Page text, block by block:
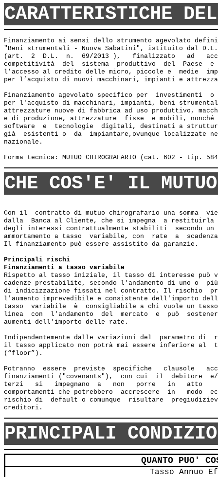
CARATTERISTICHE DEL
Finanziamento ai sensi dello strumento agevolato
"Beni strumentali - Nuova Sabatini", istituito dal
(art.  2  D.L.  n.  69/2013 ),   finalizzato   ad
competitività  del  sistema  produttivo  del  Paese
l’accesso al credito delle micro, piccole e  medie
per l’acquisto di nuovi macchinari, impianti e
Finanziamento agevolato specifico per  investimenti
per l'acquisto di macchinari, impianti, beni
attrezzature nuove di fabbrica ad uso produttivo,
e di produzione, attrezzature  fisse  e mobili, nonché
software  e  tecnologie  digitali, destinati a
già  esistenti o  da  impiantare,ovunque localizzate
nazionale.
CHE COS'E' IL MUTUO
Con il  contratto di mutuo chirografario una somma
dalla  Banca al Cliente, che si impegna  a restituirla
degli interessi contrattualmente stabiliti  secondo
ammortamento a tasso  variabile, con  rate  a
Il finanziamento può essere assistito da garanzie.
Principali rischi
Finanziamenti a tasso variabile
Rispetto al tasso iniziale, il tasso di interesse può
cadenze prestabilite, secondo l'andamento di uno o
di indicizzazione fissati nel contratto. Il rischio
l'aumento imprevedibile e consistente dell'importo
tasso  variabile  è  consigliabile a chi vuole un tasso
linea  con  l'andamento  del  mercato  e  può
aumenti dell'importo delle rate.
Indipendentemente dalle variazioni del  parametro di
il tasso applicato non potrà mai essere inferiore al
(“floor”).
Potranno  essere  previste  specifiche   clausole
finanziamenti ("covenants"),  con cui  il  debitore
terzi   si   impegnano  a   non   porre   in   atto
comportamenti che potrebbero  accrescere  in   modo
rischio di  default o comunque  risultare
PRINCIPALI
QUANTO PUO'
Tasso Annuo